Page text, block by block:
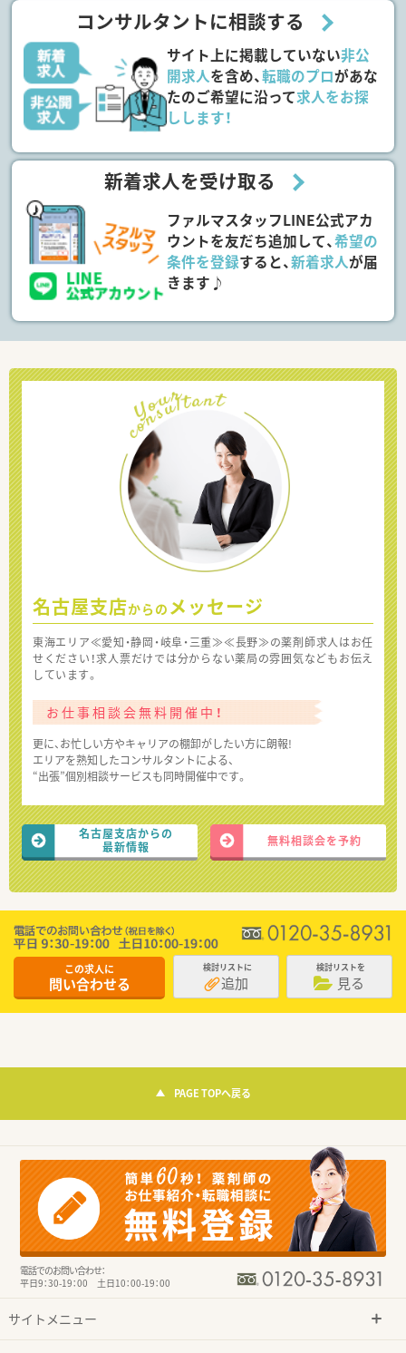
コンサルタントに相談する
サイト上に掲載していない非公
開求人を含め、転職のプロがあな
たのご希望に沿って求人をお探
しします！
新着求人を受け取る
ファルマスタッフLINE公式アカ
ウントを友だち追加して、希望の
条件を登録すると、新着求人が届
きます♪
名古屋支店からの メッセージ
東海エリア≪愛知・静岡・岐阜・三重≫≪長野≫の薬剤師求人はお任
せください！求人票だけでは分からない薬局の雰囲気などもお伝え
しています。
お仕事相談会無料開催中！
更に、お忙しい方やキャリアの棚卸がしたい方に朗報!
エリアを熟知したコンサルタントによる、
“出張”個別相談サービスも同時開催中です。
名古屋支店からの
最新情報
無料相談会を予約
この求人に
問い合わせる
検討リストに
追加
検討リストを
見る
PAGE TOPへ戻る
電話でのお問い合わせ：
平日9：30-19：00 土日10：00-19：00
サイトメニュー